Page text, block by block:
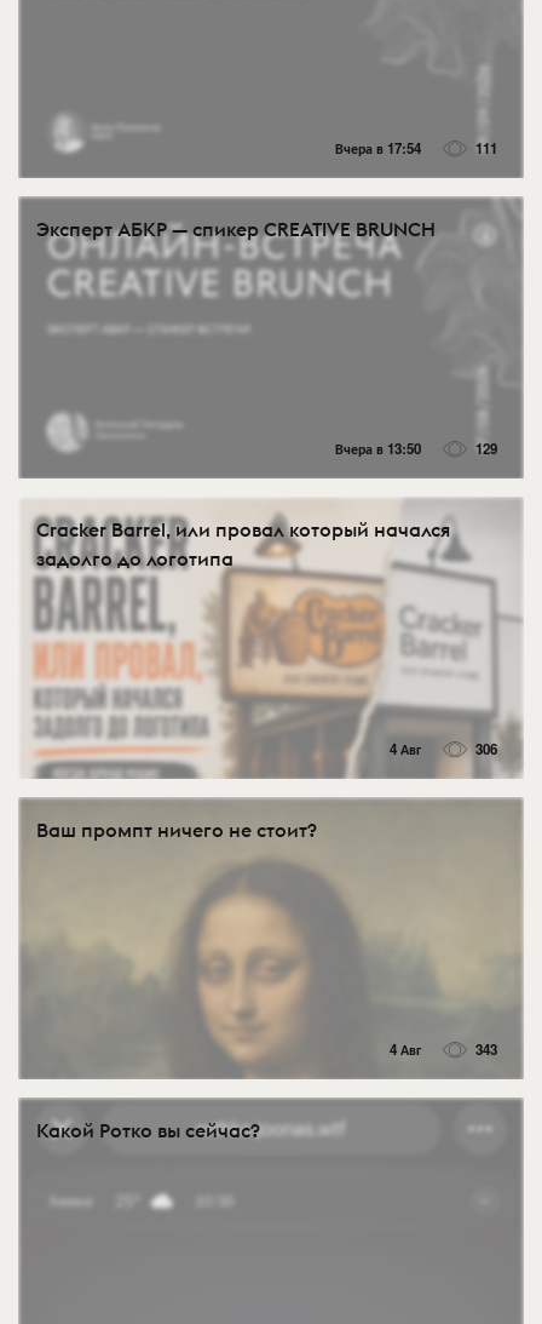
Вчера в 17:54 111
Эксперт АБКР — спикер CREATIVE BRUNCH
Вчера в 13:50 129
Cracker Barrel, или провал который начался
задолго до логотипа
4 Авг 306
Ваш промпт ничего не стоит?
4 Авг 343
Какой Ротко вы сейчас?